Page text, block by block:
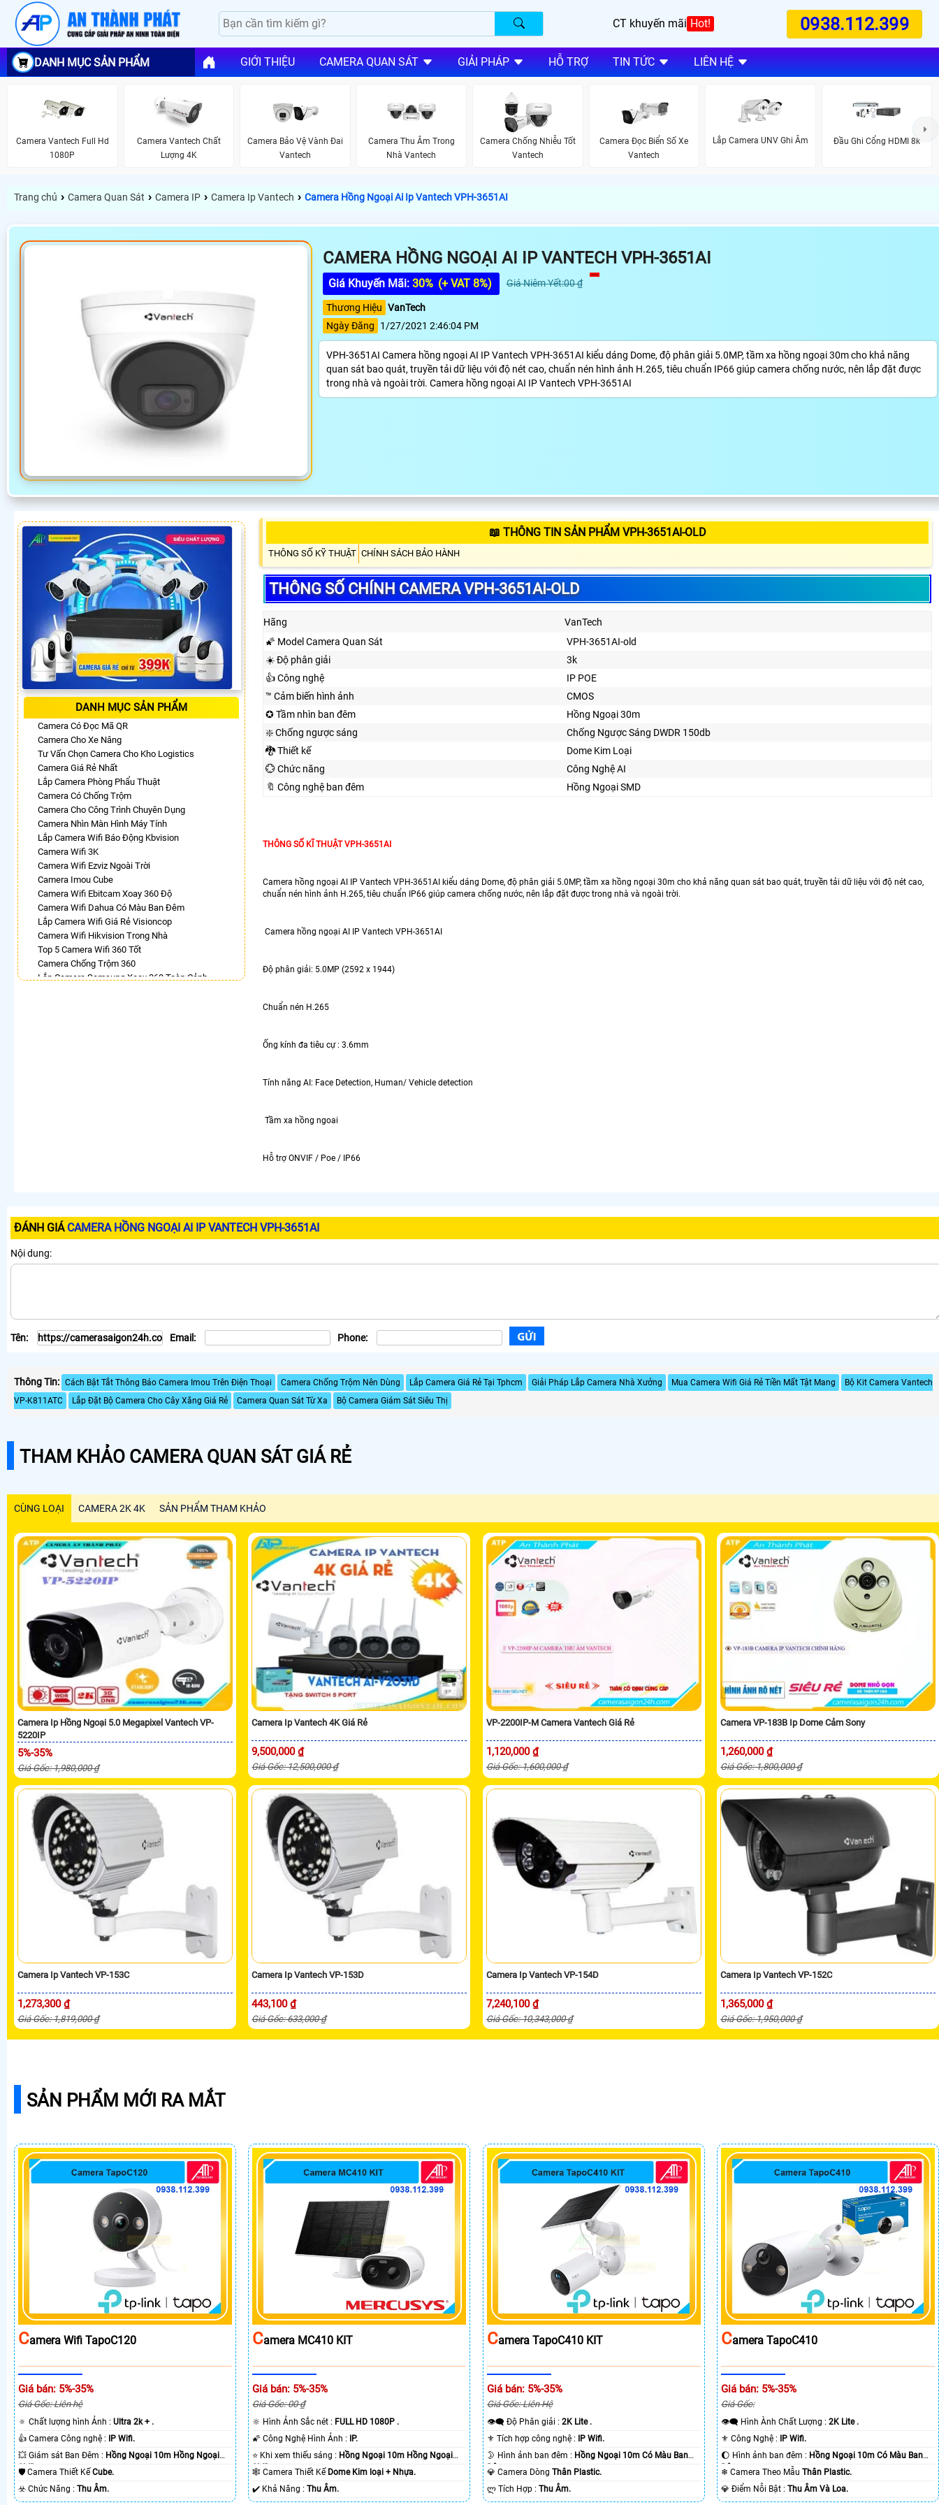
CT khuyến mãi Hot! 0938.112.399
DANH MỤC SẢN PHẨM GIỚI THIỆU CAMERA QUAN SÁT GIẢI PHÁP HỖ TRỢ TIN TỨC LIÊN HỆ
Camera Vantech Full Hd
1080P
Camera Vantech Chất
Lượng 4K
Camera Bảo Vệ Vành Đai
Vantech
Camera Thu Âm Trong
Nhà Vantech
Camera Chống Nhiễu Tốt
Vantech
Camera Đọc Biển Số Xe
Vantech
Lắp Camera UNV Ghi Âm Đầu Ghi Cổng HDMI 8k
Trang chủ › Camera Quan Sát › Camera IP › Camera Ip Vantech › Camera Hồng Ngoại Ai Ip Vantech VPH-3651AI
CAMERA HỒNG NGOẠI AI IP VANTECH VPH-3651AI
Giá Khuyến Mãi: 30% (+ VAT 8%) Giá Niêm Yết:00 ₫
Thương Hiệu VanTech
Ngày Đăng
1/27/2021 2:46:04 PM
VPH-3651AI Camera hồng ngoại AI IP Vantech VPH-3651AI kiểu dáng Dome, độ phân giải 5.0MP, tầm xa hồng ngoại 30m cho khả năng
quan sát bao quát, truyền tải dữ liệu với độ nét cao, chuẩn nén hình ảnh H.265, tiêu chuẩn IP66 giúp camera chống nước, nên lắp đặt được
trong nhà và ngoài trời. Camera hồng ngoại AI IP Vantech VPH-3651AI
DANH MỤC SẢN PHẨM
Camera Có Đọc Mã QR
Camera Cho Xe Nâng
Tư Vấn Chọn Camera Cho Kho Logistics
Camera Giá Rẻ Nhất
Lắp Camera Phòng Phẩu Thuật
Camera Có Chống Trộm
Camera Cho Công Trình Chuyên Dụng
Camera Nhìn Màn Hình Máy Tính
Lắp Camera Wifi Báo Động Kbvision
Camera Wifi 3K
Camera Wifi Ezviz Ngoài Trời
Camera Imou Cube
Camera Wifi Ebitcam Xoay 360 Độ
Camera Wifi Dahua Có Màu Ban Đêm
Lắp Camera Wifi Giá Rẻ Visioncop
Camera Wifi Hikvision Trong Nhà
Top 5 Camera Wifi 360 Tốt
Camera Chống Trộm 360
Lắp Camera Samsung Xoay 360 Toàn Cảnh
📖 THÔNG TIN SẢN PHẨM VPH-3651AI-OLD
THÔNG SỐ KỸ THUẬT CHÍNH SÁCH BẢO HÀNH
THÔNG SỐ CHÍNH CAMERA VPH-3651AI-OLD
Hãng
VanTech
🌠 Model Camera Quan Sát
VPH-3651AI-old
☀️ Độ phân giải
3k
👍 Công nghệ
IP POE
™️ Cảm biến hình ảnh
CMOS
✪ Tầm nhìn ban đêm
Hồng Ngoại 30m
❇️ Chống ngược sáng
Chống Ngược Sáng DWDR 150db
🐉️ Thiết kế
Dome Kim Loại
💮 Chức năng
Công Nghệ AI
🔖 Công nghệ ban đêm
Hồng Ngoại SMD
THÔNG SỐ KĨ THUẬT VPH-3651AI
Camera hồng ngoại AI IP Vantech VPH-3651AI kiểu dáng Dome, độ phân giải 5.0MP, tầm xa hồng ngoại 30m cho khả năng quan sát bao quát, truyền tải dữ liệu với độ nét cao,
chuẩn nén hình ảnh H.265, tiêu chuẩn IP66 giúp camera chống nước, nên lắp đặt được trong nhà và ngoài trời.
Camera hồng ngoại AI IP Vantech VPH-3651AI
Độ phân giải: 5.0MP (2592 x 1944)
Chuẩn nén H.265
Ống kính đa tiêu cự : 3.6mm
Tính năng AI: Face Detection, Human/ Vehicle detection
Tầm xa hồng ngoai
Hỗ trợ ONVIF / Poe / IP66
ĐÁNH GIÁ CAMERA HỒNG NGOẠI AI IP VANTECH VPH-3651AI
Nội dung:
Tên: Email: Phone:
Thông Tin: Cách Bật Tắt Thông Báo Camera Imou Trên Điện Thoại Camera Chống Trộm Nên Dùng Lắp Camera Giá Rẻ Tại Tphcm Giải Pháp Lắp Camera Nhà Xưởng Mua Camera Wifi Giá Rẻ Tiền Mất Tật Mang
Bộ Kit Camera Vantech
VP-K811ATC
Lắp Đặt Bộ Camera Cho Cây Xăng Giá Rẻ Camera Quan Sát Từ Xa Bộ Camera Giám Sát Siêu Thị
THAM KHẢO CAMERA QUAN SÁT GIÁ RẺ
CÙNG LOẠI CAMERA 2K 4K SẢN PHẨM THAM KHẢO
Camera Ip Hồng Ngoại 5.0 Megapixel Vantech VP-
5220IP
5%-35%
Giá Gốc: 1,980,000 ₫
Camera Ip Vantech 4K Giá Rẻ
9,500,000 ₫
Giá Gốc: 12,500,000 ₫
VP-2200IP-M Camera Vantech Giá Rẻ
1,120,000 ₫
Giá Gốc: 1,600,000 ₫
Camera VP-183B Ip Dome Cảm Sony
1,260,000 ₫
Giá Gốc: 1,800,000 ₫
Camera Ip Vantech VP-153C
1,273,300 ₫
Giá Gốc: 1,819,000 ₫
Camera Ip Vantech VP-153D
443,100 ₫
Giá Gốc: 633,000 ₫
Camera Ip Vantech VP-154D
7,240,100 ₫
Giá Gốc: 10,343,000 ₫
Camera Ip Vantech VP-152C
1,365,000 ₫
Giá Gốc: 1,950,000 ₫
SẢN PHẨM MỚI RA MẮT
CAmera Wifi TapoC120
Giá bán: 5%-35%
Giá Gốc: Liên hệ
🔅 Chất lượng hình Ảnh : Ultra 2k + .
👍 Camera Công nghệ :
IP Wifi.
💥 Giám sát Ban Đêm : Hồng Ngoại 10m Hồng Ngoại
SMD.🛡 Camera Thiết Kế Cube.
️☣️ Chức Năng : Thu Âm.
CAmera MC410 KIT
Giá bán: 5%-35%
Giá Gốc: 00 ₫
🔆 Hình Ảnh Sắc nét : FULL HD 1080P .
🌠 Công Nghệ Hình Ảnh :
IP.
⭐ Khi xem thiếu sáng : Hồng Ngoại 10m Hồng Ngoại
SMD.🕸️ Camera Thiết Kế Dome Kim loại + Nhựa.
️✔️ Khả Năng :Thu Âm.
CAmera TapoC410 KIT
Giá bán: 5%-35%
Giá Gốc: Liên Hệ
👁️‍🗨 Độ Phân giải : 2K Lite .
⚜️ Tích hợp công nghệ :
IP Wifi.
🌛 Hình ảnh ban đêm : Hồng Ngoại 10m Có Màu Ban
Ðêm.💎 Camera Dòng Thân Plastic.
️ლ Tích Hợp : Thu Âm.
CAmera TapoC410
Giá bán: 5%-35%
Giá Gốc:
👁️‍🗨 Hình Ành Chất Lượng :2K Lite .
⚜️ Công Nghệ :
IP Wifi.
🌔 Hình ảnh ban đêm : Hồng Ngoại 10m Có Màu Ban
Ðêm.❄ Camera Theo MẫuThân Plastic.
️💎 Điểm Nỗi Bật :Thu Âm Và Loa.